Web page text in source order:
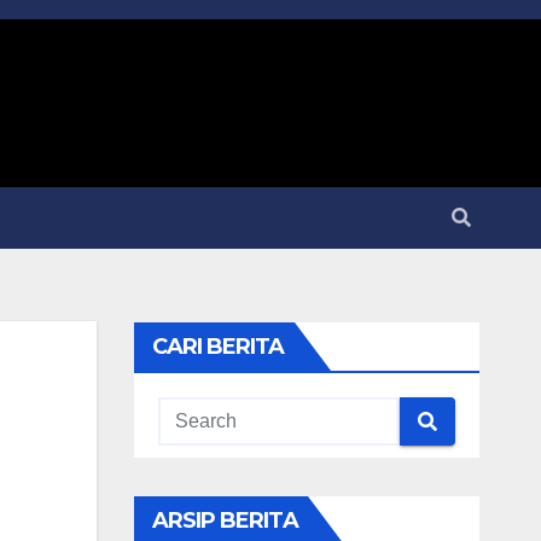
CARI BERITA
ARSIP BERITA